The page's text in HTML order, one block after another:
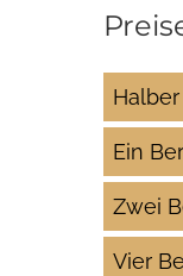
Ein
Zwei
Vier